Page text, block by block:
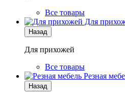
Все товары
Для
Назад
Для прихожей
Все товары
Резная
Назад